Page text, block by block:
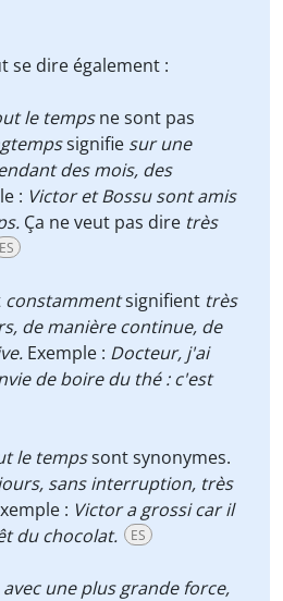
se dire également :
le tempsne sont pas
signifie sur une
des mois, des
: Victor et Bossu sont amis
Ça ne veut pas dire très
ES
constammentsignifient très
de manière continue, de
Exemple : Docteur, j'ai
de boire du thé : c'est
le tempssont synonymes.
sans interruption, très
: Victor a grossi car il
du chocolat.
ES
avec une plus grande force,